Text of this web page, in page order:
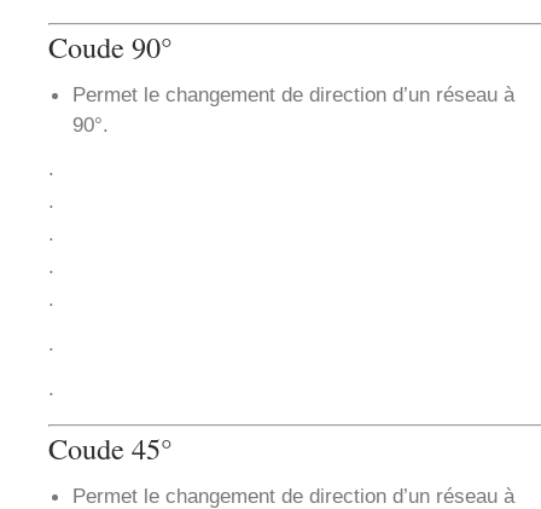
Coude 90°
Permet le changement de direction d’un réseau à
90°.
.
.
.
.
.
.
.
Coude 45°
Permet le changement de direction d’un réseau à